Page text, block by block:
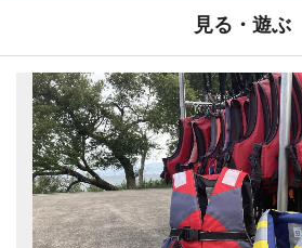
見る・遊ぶ